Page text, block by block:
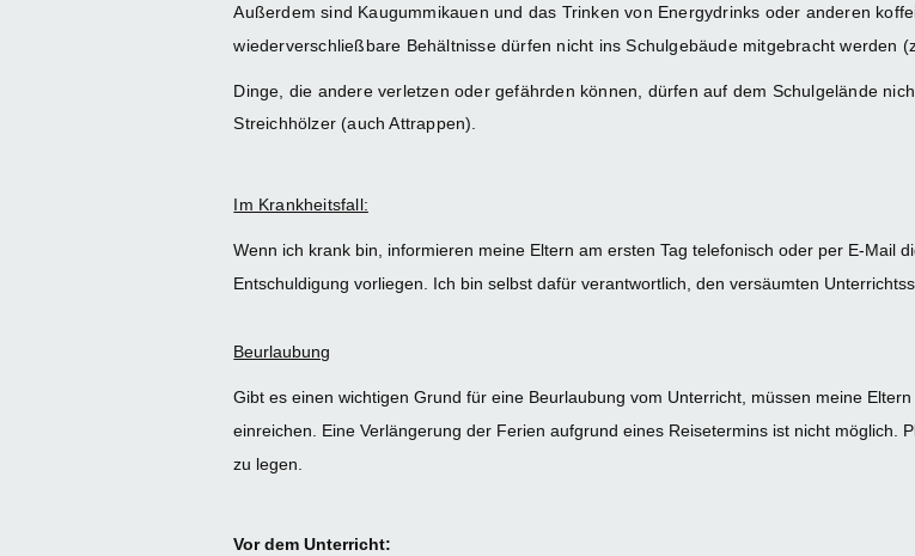
Außerdem sind Kaugummikauen und das Trinken von Energydrinks oder anderen
wiederverschließbare Behältnisse dürfen nicht ins Schulgebäude mitgebracht werden
Dinge, die andere verletzen oder gefährden können, dürfen auf dem Schulgelände
Streichhölzer (auch Attrappen).
Im Krankheitsfall:
Wenn ich krank bin, informieren meine Eltern am ersten Tag telefonisch oder per E-Mail
Entschuldigung vorliegen. Ich bin selbst dafür verantwortlich, den versäumten
Beurlaubung
Gibt es einen wichtigen Grund für eine Beurlaubung vom Unterricht, müssen meine
einreichen. Eine Verlängerung der Ferien aufgrund eines Reisetermins ist nicht möglich.
zu legen.
Vor dem Unterricht: